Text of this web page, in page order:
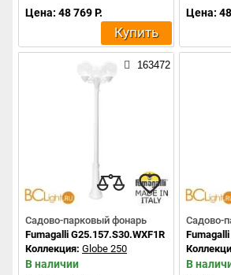
Цена: 48 769 Р.
Купить
Цена:
163472
Садово-парковый фонарь
Fumagalli G25.157.S30.WXF1R
Коллекция: Globe 250
В наличии
Садово-
В